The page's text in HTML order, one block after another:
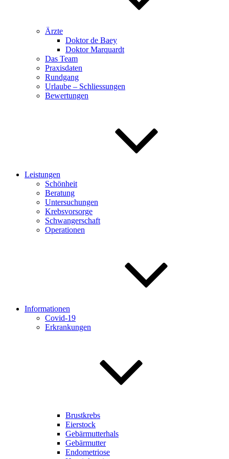
Ärzte
Doktor de Baey
Doktor Marquardt
Das Team
Praxisdaten
Rundgang
Urlaube – Schliessungen
Bewertungen
Leistungen
Schönheit
Beratung
Untersuchungen
Krebsvorsorge
Schwangerschaft
Operationen
Informationen
Covid-19
Erkrankungen
Brustkrebs
Eierstock
Gebärmutterhals
Gebärmutter
Endometriose